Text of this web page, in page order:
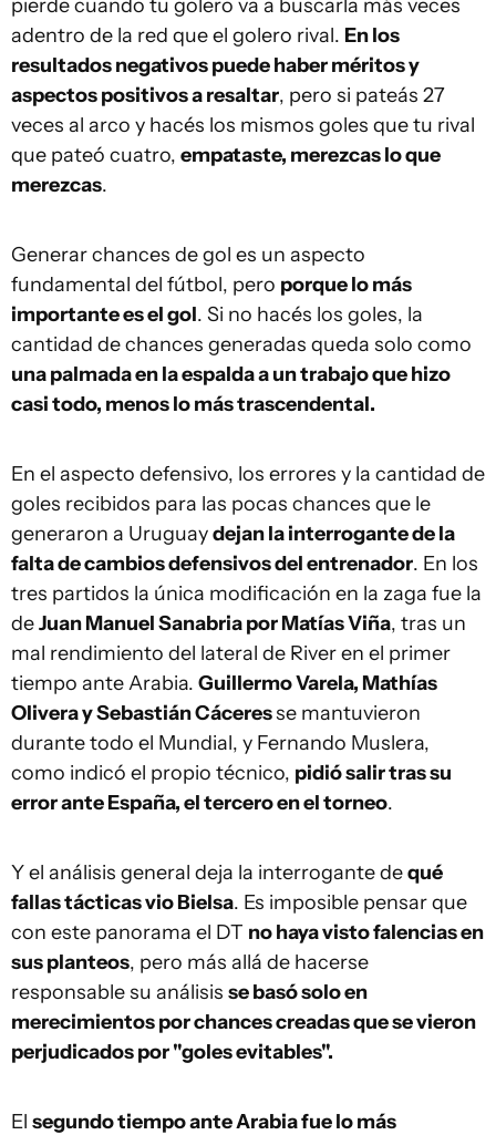
pierde cuando tu golero va a buscarla más veces
adentro de la red que el golero rival. En los
resultados negativos puede haber méritos y
aspectos positivos a resaltar, pero si pateás 27
veces al arco y hacés los mismos goles que tu rival
que pateó cuatro, empataste, merezcas lo que
merezcas.
Generar chances de gol es un aspecto
fundamental del fútbol, pero porque lo más
importante es el gol. Si no hacés los goles, la
cantidad de chances generadas queda solo como
una palmada en la espalda a un trabajo que hizo
casi todo, menos lo más trascendental.
En el aspecto defensivo, los errores y la cantidad de
goles recibidos para las pocas chances que le
generaron a Uruguaydejan la interrogante de la
falta de cambios defensivos del entrenador. En los
tres partidos la única modificación en la zaga fue la
deJuan Manuel Sanabria por Matías Viña, tras un
mal rendimiento del lateral de River en el primer
tiempo ante Arabia. Guillermo Varela, Mathías
Olivera y Sebastián Cáceresse mantuvieron
durante todo el Mundial, y Fernando Muslera,
como indicó el propio técnico, pidió salir tras su
error ante España, el tercero en el torneo.
Y el análisis general deja la interrogante dequé
fallas tácticas vio Bielsa. Es imposible pensar que
con este panorama el DT no haya visto falencias en
sus planteos, pero más allá de hacerse
responsable su análisis se basó solo en
merecimientos por chances creadas que se vieron
perjudicados por "goles evitables".
El segundo tiempo ante Arabia fue lo más